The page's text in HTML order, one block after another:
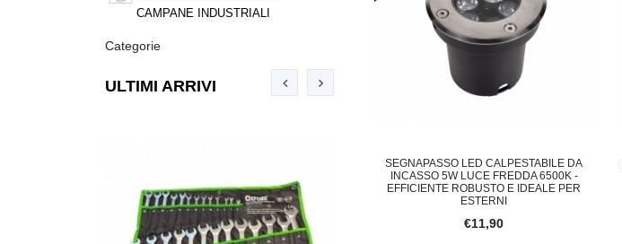
CAMPANE INDUSTRIALI
Categorie
ULTIMI ARRIVI
SEGNAPASSO LED CALPESTABILE DA
INCASSO 5W LUCE FREDDA 6500K -
EFFICIENTE ROBUSTO E IDEALE PER
ESTERNI
€11,90